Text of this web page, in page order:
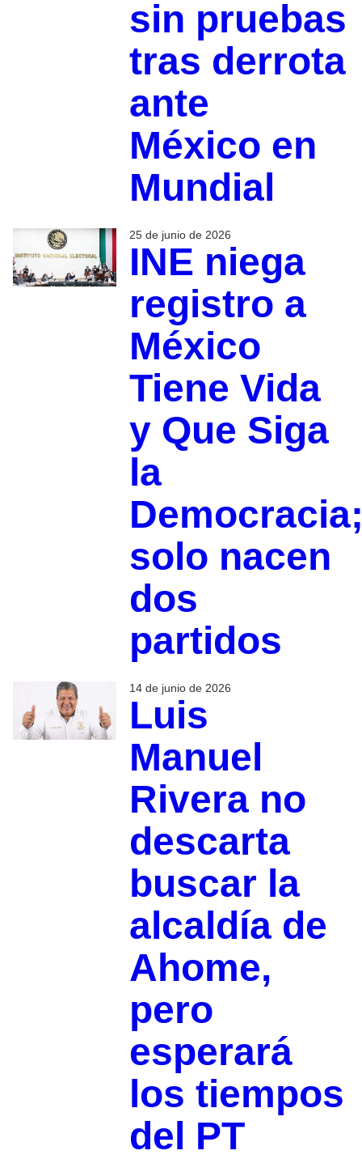
sin pruebas
tras derrota
ante
México en
Mundial
25 de junio de 2026
INE niega
registro a
México
Tiene Vida
y Que Siga
la
solo nacen
dos
partidos
14 de junio de 2026
Luis
Manuel
Rivera no
descarta
buscar la
alcaldía de
Ahome,
pero
esperará
los tiempos
del PT